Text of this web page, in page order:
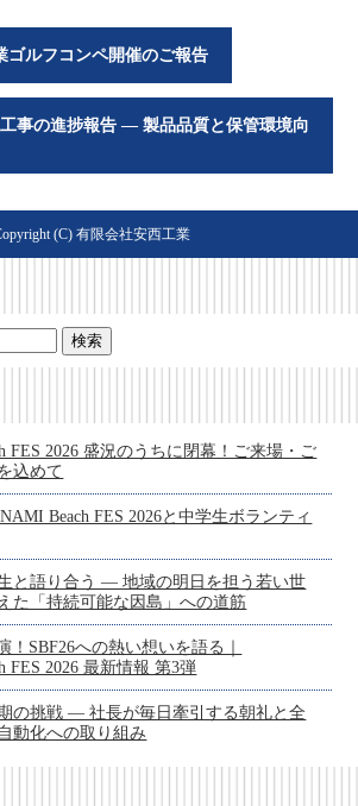
ゴルフコンペ開催のご報告
事の進捗報告 ― 製品品質と保管環境向
(C) 有限会社安西工業
FES 2026 盛況のうちに閉幕！ご来場・ご
込めて
Beach FES 2026と中学生ボランティ
と語り合う ― 地域の明日を担う若い世
た「持続可能な因島」への道筋
！SBF26への熱い想いを語る｜
FES 2026 最新情報 第3弾
の挑戦 ― 社長が毎日牽引する朝礼と全
動化への取り組み